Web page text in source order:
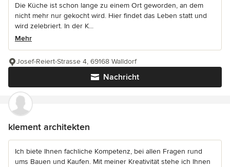
Die Küche ist schon lange zu einem Ort geworden, an dem
nicht mehr nur gekocht wird. Hier findet das Leben statt und
wird zelebriert. In der K...
Mehr
Nachricht
Josef-Reiert-Strasse 4, 69168 Walldorf
klement architekten
Ich biete Ihnen fachliche Kompetenz, bei allen Fragen rund
ums Bauen und Kaufen. Mit meiner Kreativität stehe ich Ihnen